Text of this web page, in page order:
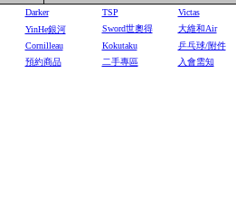
Darker TSP Victas
YinHe銀河 Sword世奧得 大維和Air
Cornilleau Kokutaku 乒乓球/附件
預約商品 二手專區 入會需知